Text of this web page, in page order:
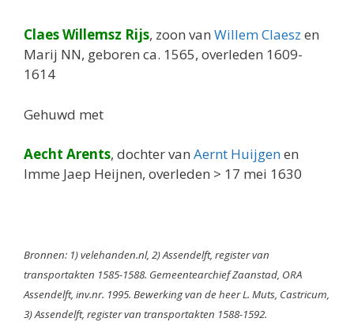
Claes Willemsz Rijs, zoon van Willem Claesz en
Marij NN, geboren ca. 1565, overleden 1609-
1614
Gehuwd met
Aecht Arents, dochter van Aernt Huijgenen
Imme Jaep Heijnen, overleden > 17 mei 1630
Bronnen: 1) velehanden.nl, 2) Assendelft, register van
transportakten 1585-1588. Gemeentearchief Zaanstad, ORA
Assendelft, inv.nr. 1995. Bewerking van de heer L. Muts, Castricum,
3) Assendelft, register van transportakten 1588-1592.